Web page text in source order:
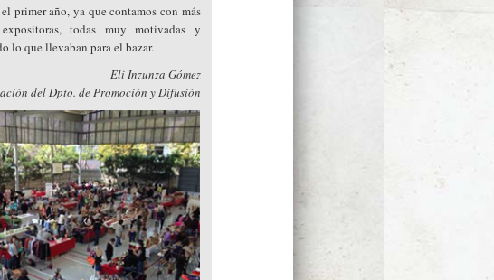
primer año, ya que contamos con más
todas muy motivadas y
lo que llevaban para el bazar.
Eli Inzunza Gómez
del Dpto. de Promoción y Difusión